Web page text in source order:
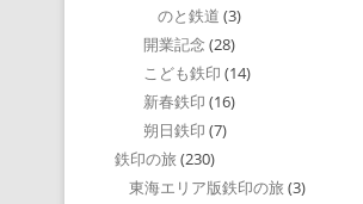
のと鉄道 (3)
開業記念 (28)
こども鉄印 (14)
新春鉄印 (16)
朔日鉄印 (7)
鉄印の旅 (230)
東海エリア版鉄印の旅 (3)